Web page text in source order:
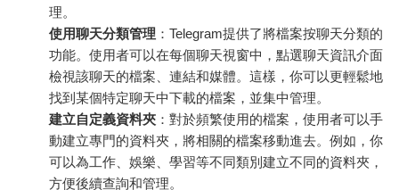
理。
使用聊天分類管理 ：Telegram提供了將檔案按聊天分類的
功能。使用者可以在每個聊天視窗中，點選聊天資訊介面
檢視該聊天的檔案、連結和媒體。這樣，你可以更輕鬆地
找到某個特定聊天中下載的檔案，並集中管理。
建立自定義資料夾 ：對於頻繁使用的檔案，使用者可以手
動建立專門的資料夾，將相關的檔案移動進去。例如，你
可以為工作、娛樂、學習等不同類別建立不同的資料夾，
方便後續查詢和管理。